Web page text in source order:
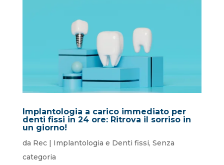
Implantologia a carico immediato per
denti fissi in 24 ore: Ritrova il sorriso in
un giorno!
da Rec| Implantologia e Denti fissi, Senza
categoria